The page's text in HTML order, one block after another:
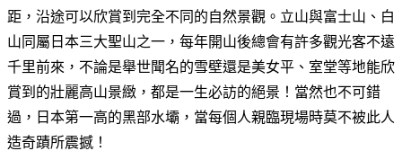
距，沿途可以欣賞到完全不同的自然景觀。立山與富士山、白
山同屬日本三大聖山之一，每年開山後總會有許多觀光客不遠
千里前來，不論是舉世聞名的雪壁還是美女平、室堂等地能欣
賞到的壯麗高山景緻，都是一生必訪的絕景！當然也不可錯
過，日本第一高的黑部水壩，當每個人親臨現場時莫不被此人
造奇蹟所震撼！